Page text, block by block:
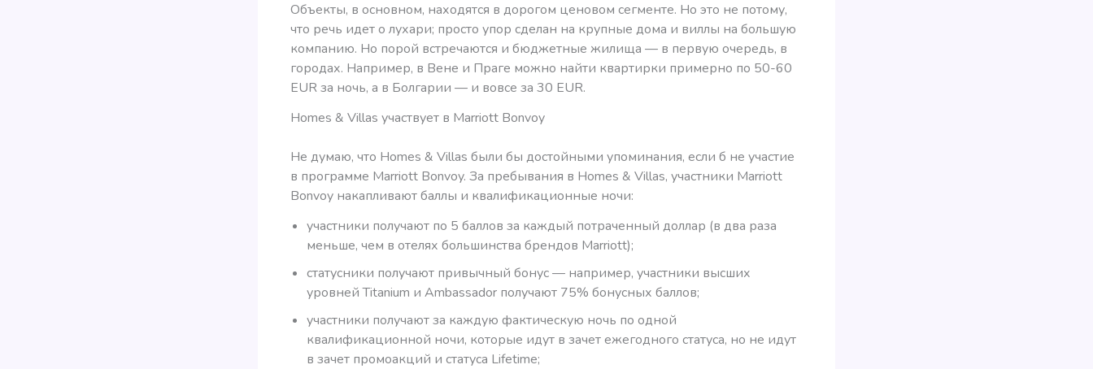
Объекты, в основном, находятся в дорогом ценовом сегменте. Но это не потому,
что речь идет о лухари; просто упор сделан на крупные дома и виллы на большую
компанию. Но порой встречаются и бюджетные жилища — в первую очередь, в
городах. Например, в Вене и Праге можно найти квартирки примерно по 50-60
EUR за ночь, а в Болгарии — и вовсе за 30 EUR.
Homes & Villas участвует в Marriott Bonvoy
Не думаю, что Homes & Villas были бы достойными упоминания, если б не участие
в программе Marriott Bonvoy. За пребывания в Homes & Villas, участники Marriott
Bonvoy накапливают баллы и квалификационные ночи:
участники получают по 5 баллов за каждый потраченный доллар (в два раза
меньше, чем в отелях большинства брендов Marriott);
статусники получают привычный бонус — например, участники высших
уровней Titanium и Ambassador получают 75% бонусных баллов;
участники получают за каждую фактическую ночь по одной
квалификационной ночи, которые идут в зачет ежегодного статуса, но не идут
в зачет промоакций и статуса Lifetime;